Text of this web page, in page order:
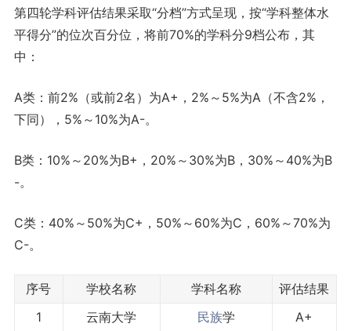
第四轮学科评估结果采取“分档”方式呈现，按“学科整体水
平得分”的位次百分位，将前70%的学科分9档公布，其
中：
A类：前2%（或前2名）为A+，2%～5%为A（不含2%，
下同），5%～10%为A-。
B类：10%～20%为B+，20%～30%为B，30%～40%为B
-。
C类：40%～50%为C+，50%～60%为C，60%～70%为
C-。
序号 学校名称 学科名称
评估结果
1
云南大学 民族学
A+